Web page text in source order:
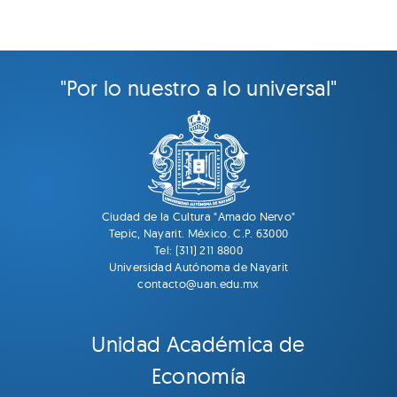
"Por lo nuestro a lo universal"
Ciudad de la Cultura "Amado Nervo"
Tepic, Nayarit. México. C.P. 63000
Tel: (311) 211 8800
Universidad Autónoma de Nayarit
contacto@uan.edu.mx
Unidad Académica de
Economía